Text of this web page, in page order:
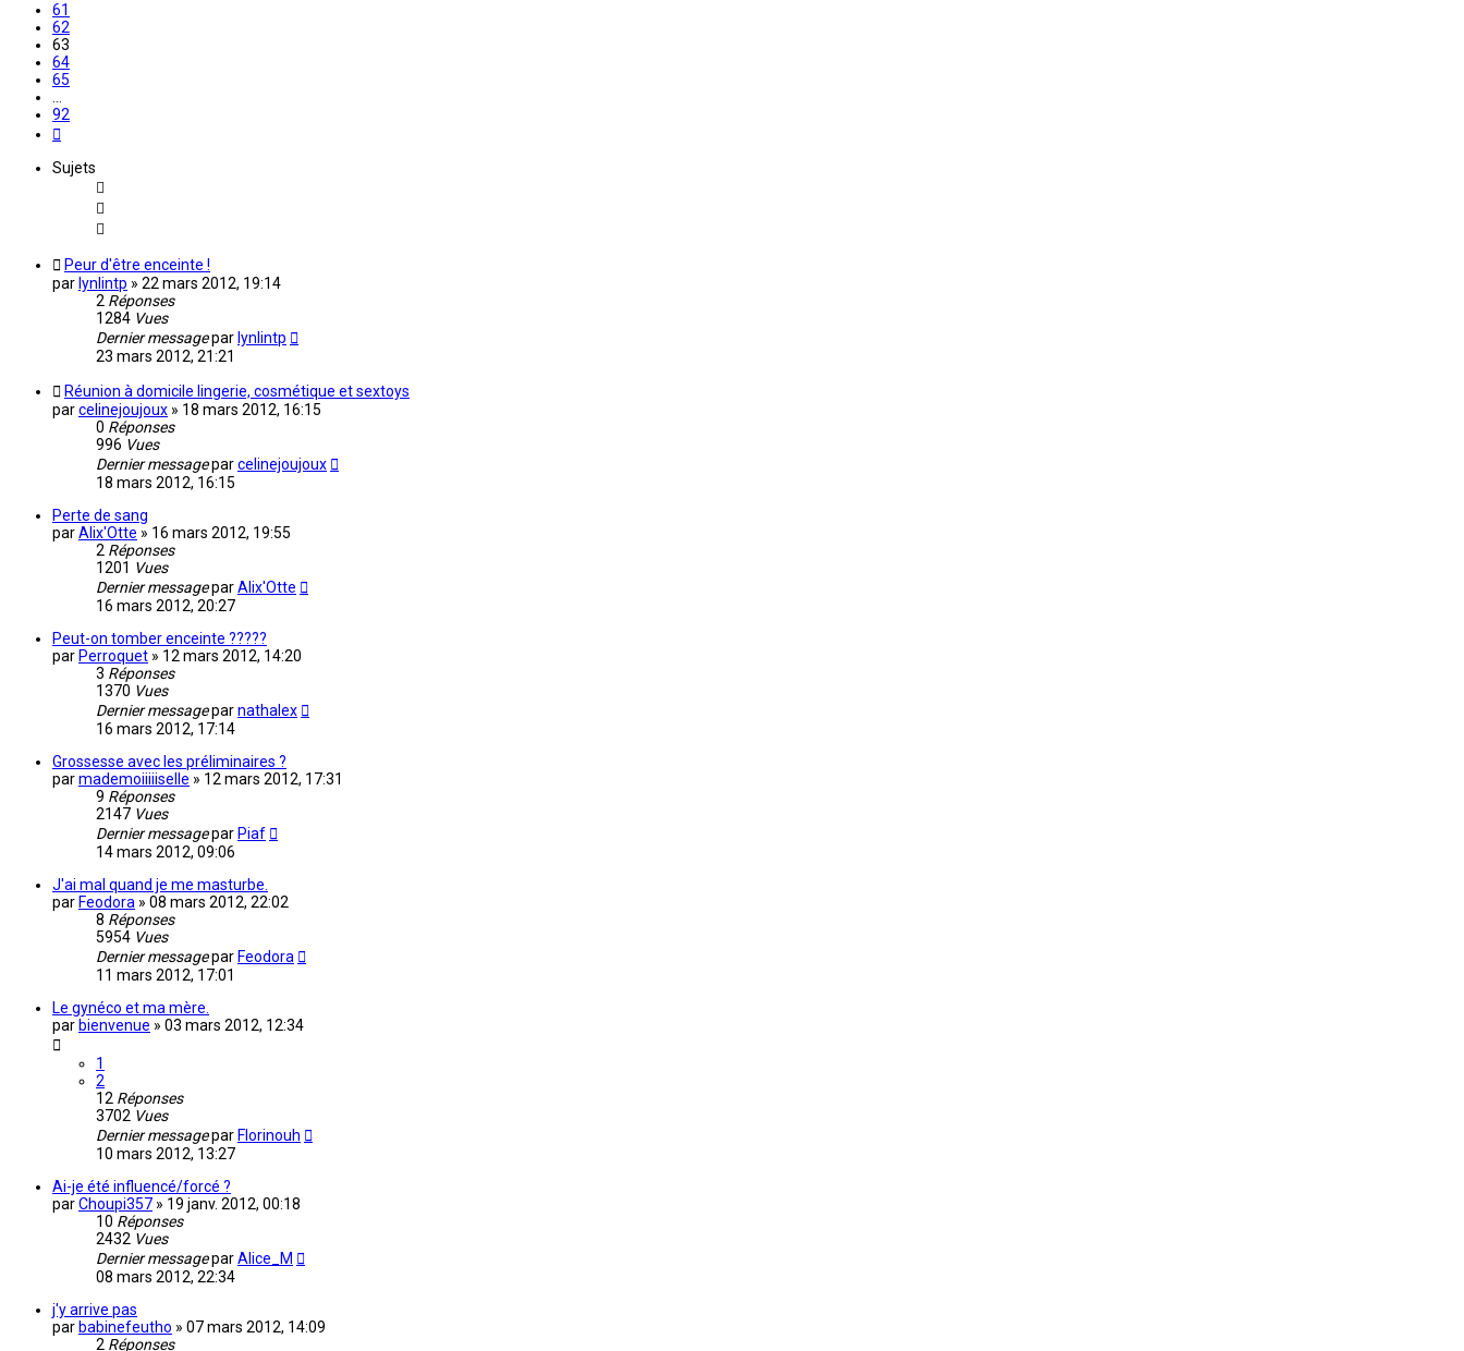
61
62
63
64
65
92
Sujets
Peur d'être enceinte !
par lynlintp » 22 mars 2012, 19:14
2 Réponses
1284 Vues
Dernier messagepar lynlintp
23 mars 2012, 21:21
Réunion à domicile lingerie, cosmétique et sextoys
parcelinejoujoux » 18 mars 2012, 16:15
0 Réponses
996 Vues
Dernier messageparcelinejoujoux
18 mars 2012, 16:15
Perte de sang
parAlix'Otte » 16 mars 2012, 19:55
2 Réponses
1201 Vues
Dernier messageparAlix'Otte
16 mars 2012, 20:27
Peut-on tomber enceinte ?????
par Perroquet » 12 mars 2012, 14:20
3 Réponses
1370 Vues
Dernier messageparnathalex
16 mars 2012, 17:14
Grossesse avec les préliminaires ?
parmademoiiiiiselle » 12 mars 2012, 17:31
9 Réponses
2147 Vues
Dernier messagepar Piaf
14 mars 2012, 09:06
J'ai mal quand je me masturbe.
par Feodora » 08 mars 2012, 22:02
8 Réponses
5954 Vues
Dernier messagepar Feodora
11 mars 2012, 17:01
Le gynéco et ma mère.
par bienvenue » 03 mars 2012, 12:34
1
2
12 Réponses
3702 Vues
Dernier messagepar Florinouh
10 mars 2012, 13:27
Ai-je été influencé/forcé ?
parChoupi357 » 19 janv. 2012, 00:18
10 Réponses
2432 Vues
Dernier messageparAlice_M
08 mars 2012, 22:34
j'y arrive pas
par babinefeutho » 07 mars 2012, 14:09
2 Réponses